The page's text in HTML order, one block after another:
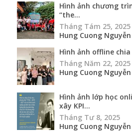
Hình ảnh chương
“the...
Tháng Tám 25, 2025
Hung Cuong Nguyễn
Hình ảnh offline chia
Tháng Năm 22, 2025
Hung Cuong Nguyễn
Hình ảnh lớp học
xây KPI...
Tháng Tư 8, 2025
Hung Cuong Nguyễn